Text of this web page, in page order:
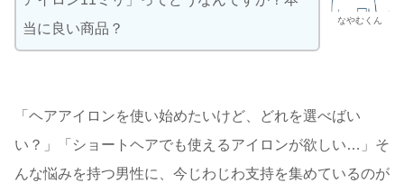
なやむくん
当に良い商品？
「ヘアアイロンを使い始めたいけど、どれを選べばい
い？」「ショートヘアでも使えるアイロンが欲しい…」そ
んな悩みを持つ男性に、今じわじわ支持を集めているのが